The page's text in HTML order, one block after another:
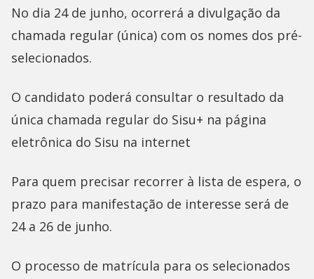
No dia 24 de junho, ocorrerá a divulgação da
chamada regular (única) com os nomes dos pré-
selecionados.
O candidato poderá consultar o resultado da
única chamada regular do Sisu+ na página
eletrônica do Sisu na internet
Para quem precisar recorrer à lista de espera, o
prazo para manifestação de interesse será de
24 a 26 de junho.
O processo de matrícula para os selecionados